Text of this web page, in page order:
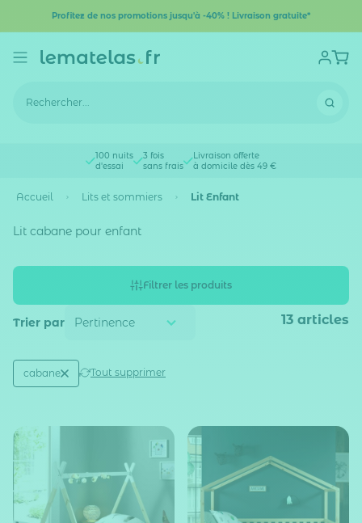
Profitez de nos promotions jusqu'à -40% ! Livraison gratuite*
100 nuits
d'essai
3 fois
sans frais
Livraison offerte
à domicile dès 49 €
Accueil Lits et sommiers Lit Enfant
Lit cabane pour enfant
Filtrer les produits
Trier par 13 articles
Active filtering (1)
Type de lit
cabane Tout supprimer